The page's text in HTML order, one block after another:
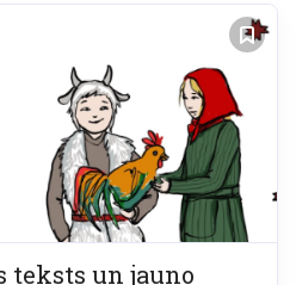
teksts un jauno